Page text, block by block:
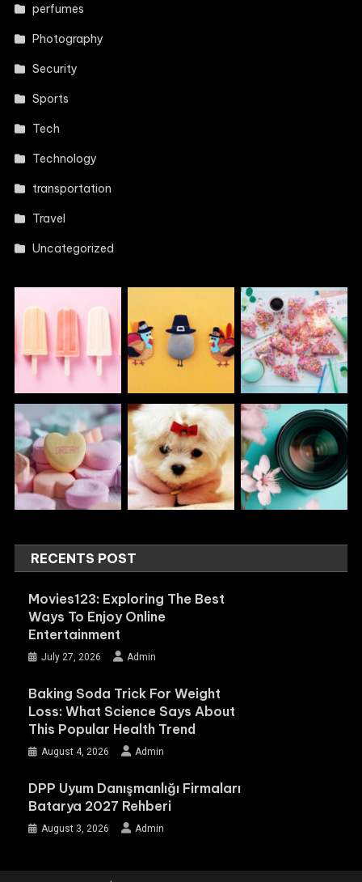
perfumes
Photography
Security
Sports
Tech
Technology
transportation
Travel
Uncategorized
RECENTS POST
Movies123: Exploring The Best
Ways To Enjoy Online
Entertainment
July 27, 2026 Admin
Baking Soda Trick For Weight
Loss: What Science Says About
This Popular Health Trend
August 4, 2026 Admin
DPP Uyum Danışmanlığı Firmaları
Batarya 2027 Rehberi
August 3, 2026 Admin